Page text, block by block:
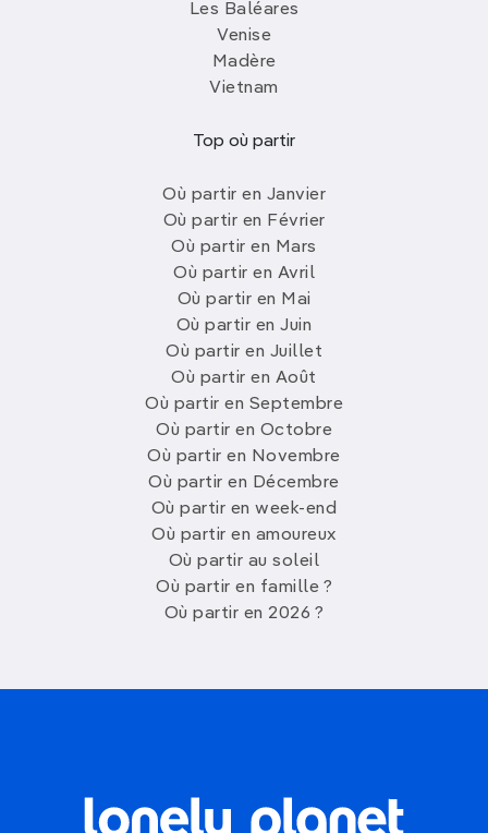
Les Baléares
Venise
Madère
Vietnam
Top où partir
Où partir en Janvier
Où partir en Février
Où partir en Mars
Où partir en Avril
Où partir en Mai
Où partir en Juin
Où partir en Juillet
Où partir en Août
Où partir en Septembre
Où partir en Octobre
Où partir en Novembre
Où partir en Décembre
Où partir en week-end
Où partir en amoureux
Où partir au soleil
Où partir en famille ?
Où partir en 2026 ?